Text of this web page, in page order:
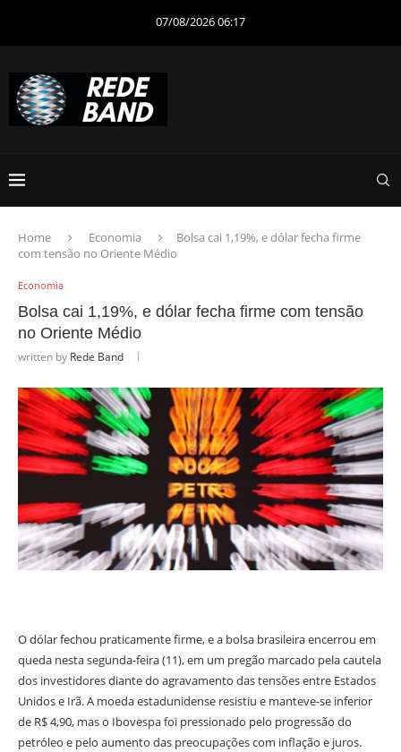
07/08/2026 06:17
Home Economia
Bolsa cai 1,19%, e dólar fecha firme
com tensão no Oriente Médio
Economia
Bolsa cai 1,19%, e dólar fecha firme com tensão
no Oriente Médio
written by Rede Band
O dólar fechou praticamente firme, e a bolsa brasileira encerrou em
queda nesta segunda-feira (11), em um pregão marcado pela cautela
dos investidores diante do agravamento das tensões entre Estados
Unidos e Irã. A moeda estadunidense resistiu e manteve-se inferior
de R$ 4,90, mas o Ibovespa foi pressionado pelo progressão do
petróleo e pelo aumento das preocupações com inflação e juros.